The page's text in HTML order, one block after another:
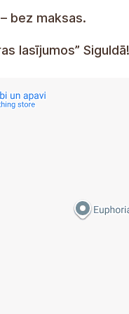
bez maksas.
lasījumos” Siguldā!